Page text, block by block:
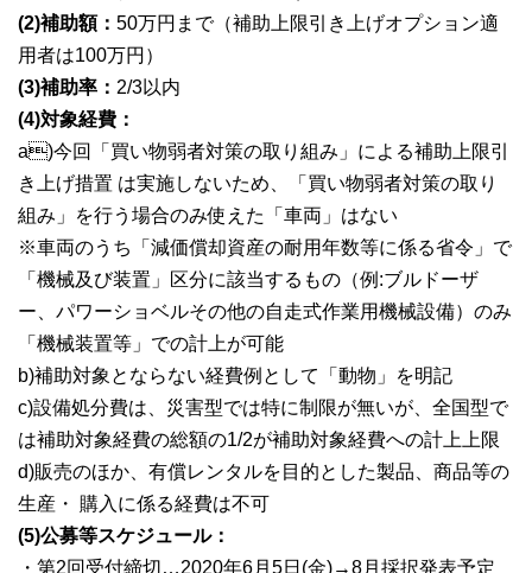
(2)補助額： 50万円まで（補助上限引き上げオプション適
用者は100万円）
(3)補助率： 2/3以内
(4)対象経費：
a)今回「買い物弱者対策の取り組み」による補助上限引
き上げ措置 は実施しないため、「買い物弱者対策の取り
組み」を行う場合のみ使えた「車両」はない
※車両のうち「減価償却資産の耐用年数等に係る省令」で
「機械及び装置」区分に該当するもの（例:ブルドーザ
ー、パワーショベルその他の自走式作業用機械設備）のみ
「機械装置等」での計上が可能
b)補助対象とならない経費例として「動物」を明記
c)設備処分費は、災害型では特に制限が無いが、全国型で
は補助対象経費の総額の1/2が補助対象経費への計上上限
d)販売のほか、有償レンタルを目的とした製品、商品等の
生産・ 購入に係る経費は不可
(5)公募等スケジュール：
・第2回受付締切…2020年6月5日(金)→8月採択発表予定